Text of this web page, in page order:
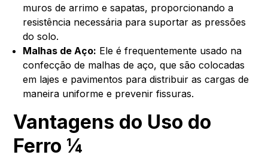
muros de arrimo e sapatas, proporcionando a
resistência necessária para suportar as pressões
do solo.
Malhas de Aço: Ele é frequentemente usado na
confecção de malhas de aço, que são colocadas
em lajes e pavimentos para distribuir as cargas de
maneira uniforme e prevenir fissuras.
Vantagens do Uso do
Ferro ¼